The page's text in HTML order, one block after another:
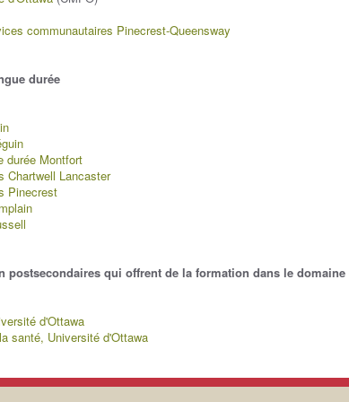
communautaires Pinecrest-Queensway
durée
durée Montfort
Chartwell Lancaster
Pinecrest
postsecondaires qui offrent de la formation dans le domaine
d'Ottawa
santé, Université d'Ottawa